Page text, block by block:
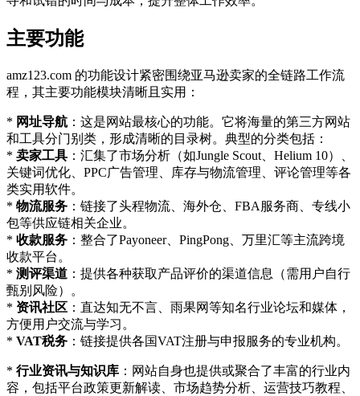
主要功能
amz123.com 的功能设计紧密围绕亚马逊卖家的全链路工作流
程，其主要功能模块清晰且实用：
* 网址导航 ：这是网站最核心的功能。它将海量的第三方网站
和工具分门别类，形成清晰的目录树。典型的分类包括：
* 卖家工具 ：汇集了市场分析（如Jungle Scout、Helium 10）、
关键词优化、PPC广告管理、库存与物流管理、评论管理等各
类实用软件。
* 物流服务 ：链接了头程物流、海外仓、FBA服务商、专线小
包等供应链相关企业。
* 收款服务 ：整合了Payoneer、PingPong、万里汇等主流跨境
收款平台。
* 测评渠道 ：提供各种获取产品评价的渠道信息（需用户自行
甄别风险）。
* 资讯社区 ：直达知无不言、雨果网等知名行业论坛和媒体，
方便用户交流与学习。
* VAT税务 ：链接提供各国VAT注册与申报服务的专业机构。
* 行业资讯与知识库 ：网站自身也提供或聚合了丰富的行业内
容，包括平台政策更新解读、市场趋势分析、运营技巧教程、